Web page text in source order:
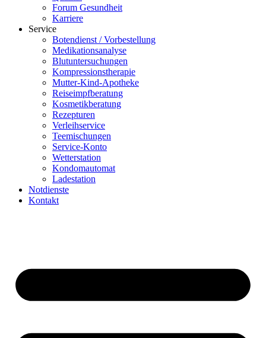
Forum Gesundheit
Karriere
Service
Botendienst / Vorbestellung
Medikationsanalyse
Blutuntersuchungen
Kompressionstherapie
Mutter-Kind-Apotheke
Reiseimpfberatung
Kosmetikberatung
Rezepturen
Verleihservice
Teemischungen
Service-Konto
Wetterstation
Kondomautomat
Ladestation
Notdienste
Kontakt